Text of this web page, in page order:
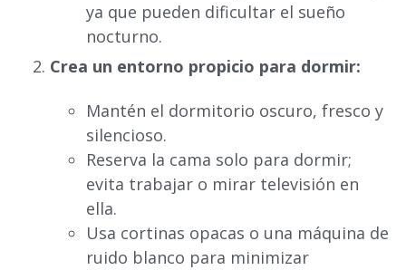
ya que pueden dificultar el sueño
nocturno.
Crea un entorno propicio para dormir:
Mantén el dormitorio oscuro, fresco y
silencioso.
Reserva la cama solo para dormir;
evita trabajar o mirar televisión en
ella.
Usa cortinas opacas o una máquina de
ruido blanco para minimizar